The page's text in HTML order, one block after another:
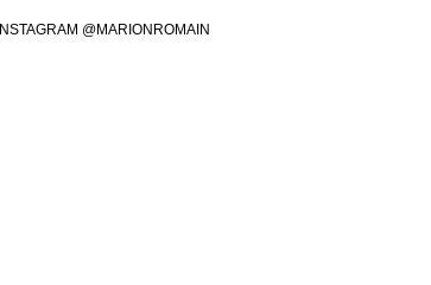
INSTAGRAM @MARIONROMAIN